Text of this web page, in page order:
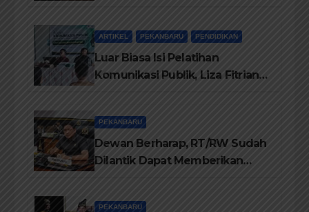
ARTIKEL PEKANBARU PENDIDIKAN
Luar Biasa Isi Pelatihan
Komunikasi Publik, Liza Fitriani
PEKANBARU
Dewan Berharap, RT/RW Sudah
Dilantik Dapat Memberikan
PEKANBARU